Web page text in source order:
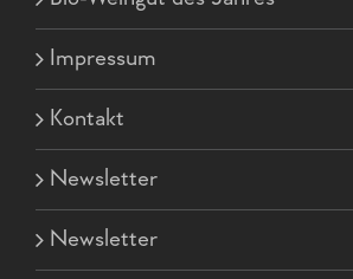
Impressum
Kontakt
Newsletter
Newsletter